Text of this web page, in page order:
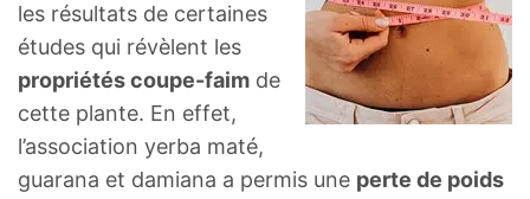
les résultats de certaines
études qui révèlent les
propriétés coupe-faim de
cette plante. En effet,
l’association yerba maté,
guarana et damiana a permis une perte de poids